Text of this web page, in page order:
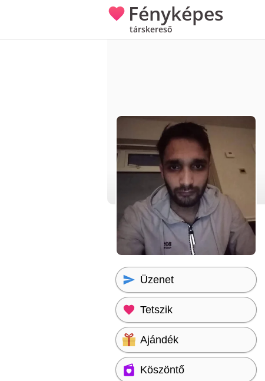
Fényképes
társkereső
Üzenet
Tetszik
Ajándék
Köszöntő